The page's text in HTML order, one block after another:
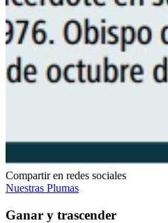
Compartir en redes sociales
Nuestras Plumas
Ganar y trascender